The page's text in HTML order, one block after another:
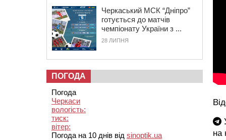
на
Черкаський МСК “Дніпро”
готується до матчів
чемпіонату України з ...
28 ЛИПНЯ
ПОГОДА
Погода
Черкаси
вологість:
тиск:
вітер:
Погода на 10 днів від sinoptik.ua